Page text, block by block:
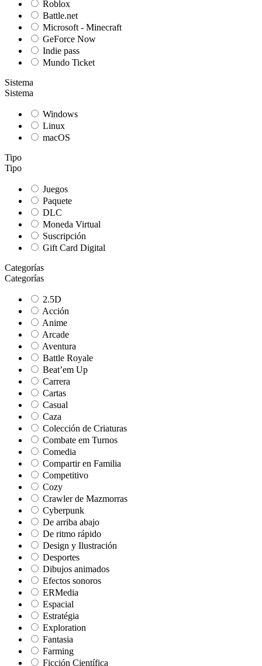
Roblox
Battle.net
Microsoft - Minecraft
GeForce Now
Indie pass
Mundo Ticket
Sistema
Sistema
Windows
Linux
macOS
Tipo
Tipo
Juegos
Paquete
DLC
Moneda Virtual
Suscripción
Gift Card Digital
Categorías
Categorías
2.5D
Acción
Anime
Arcade
Aventura
Battle Royale
Beat’em Up
Carrera
Cartas
Casual
Caza
Colección de Criaturas
Combate em Turnos
Comedia
Compartir en Familia
Competitivo
Cozy
Crawler de Mazmorras
Cyberpunk
De arriba abajo
De ritmo rápido
Design y Ilustración
Desportes
Dibujos animados
Efectos sonoros
ERMedia
Espacial
Estratégia
Exploration
Fantasia
Farming
Ficción Científica